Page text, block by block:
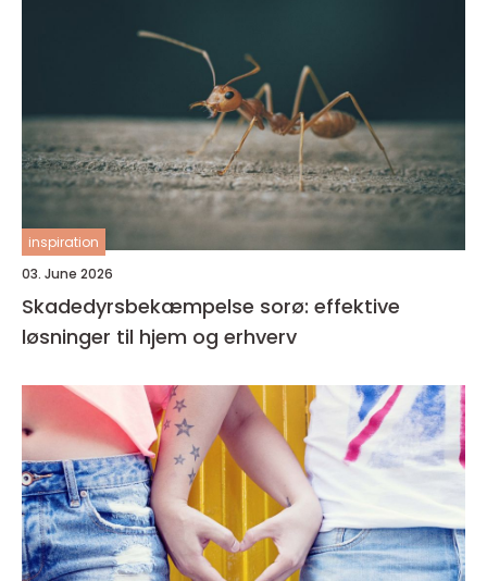
inspiration
03. June 2026
Skadedyrsbekæmpelse sorø: effektive
løsninger til hjem og erhverv